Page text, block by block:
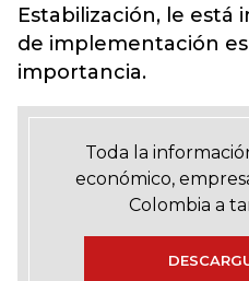
Estabilización, le está
de implementación
importancia.
Toda la
económico,
Colombia a